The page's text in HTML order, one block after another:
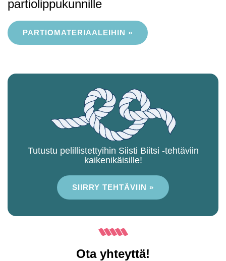
partiolippukunnille
PARTIOMATERIAALEIHIN »
Tutustu pelillistettyihin Siisti Biitsi -tehtäviin
kaikenikäisille!
SIIRRY TEHTÄVIIN »
Ota yhteyttä!